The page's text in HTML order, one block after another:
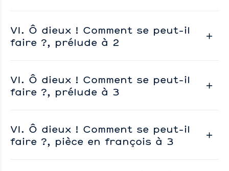
VI. Ô dieux ! Comment se peut-il
faire ?, prélude à 2
VI. Ô dieux ! Comment se peut-il
faire ?, prélude à 3
VI. Ô dieux ! Comment se peut-il
faire ?, pièce en françois à 3